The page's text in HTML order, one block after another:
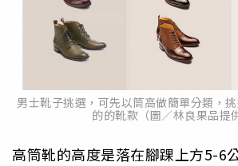
男士靴子挑選，可先以筒高做簡單分類，
的的靴款（圖／林良果品提
高筒靴的高度是落在腳踝上方5-6